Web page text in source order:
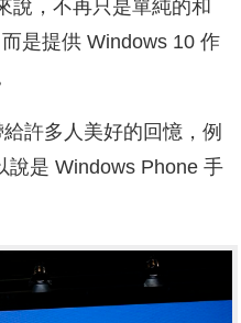
說，不再只是單純的和
是提供 Windows 10 作
許多人美好的回憶，例
說是 Windows Phone 手